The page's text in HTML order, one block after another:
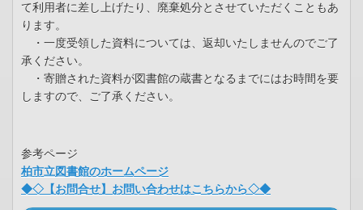
て利用者に差し上げたり、廃棄処分とさせていただくこともあ
ります。
・一度受領した資料については、返却いたしませんのでご了
承ください。
・寄贈された資料が図書館の蔵書となるまでにはお時間を要
しますので、ご了承ください。
参考ページ
柏市立図書館のホームページ
◆◇【お問合せ】お問い合わせはこちらから◇◆